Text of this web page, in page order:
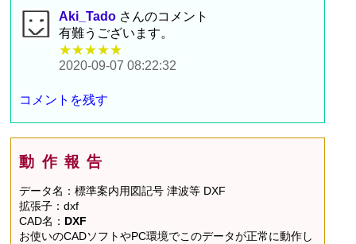
Aki_Tado さんのコメント
有難うございます。
★★★★★
2020-09-07 08:22:32
コメントを残す
動作報告
データ名：標準案内用図記号 津波等 DXF
拡張子：dxf
CAD名： DXF
お使いのCADソフトやPC環境でこのデータが正常に動作し